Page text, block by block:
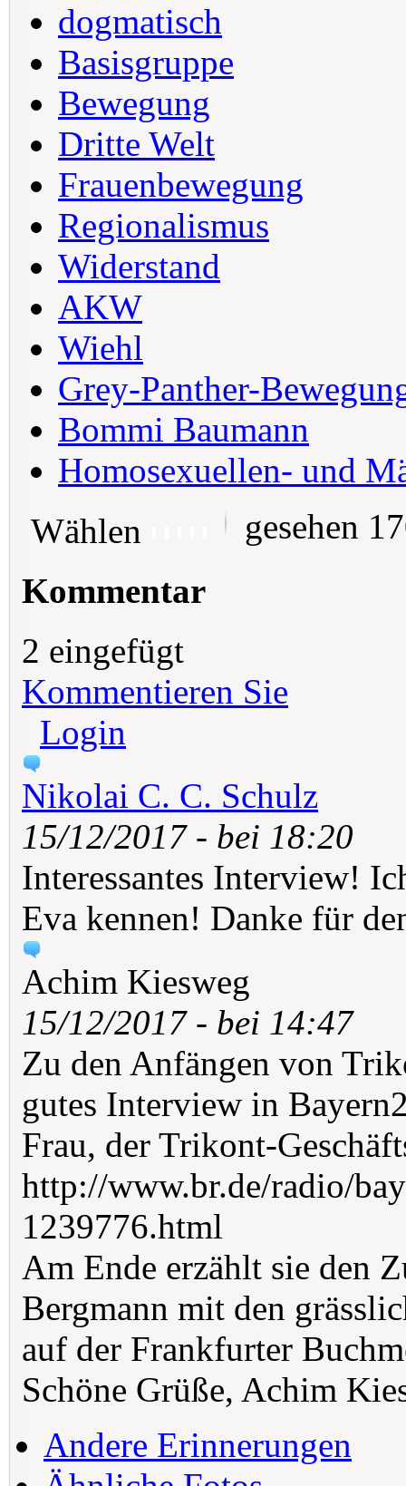
dogmatisch
Basisgruppe
Bewegung
Dritte Welt
Frauenbewegung
Regionalismus
Widerstand
AKW
Wiehl
Grey-Panther-
Bommi Baumann
Homosexuellen- und
Wählen
gesehen
Kommentar
2 eingefügt
Kommentieren Sie
Login
Nikolai C. C. Schulz
15/12/2017 - bei 18:20
Interessantes Interview!
Eva kennen! Danke für
Achim Kiesweg
15/12/2017 - bei 14:47
Zu den Anfängen von
gutes Interview in
Frau, der Trikont-
http://www.br.de/radio/
1239776.html
Am Ende erzählt sie den
Bergmann mit den
auf der Frankfurter
Schöne Grüße, Achim
Andere Erinnerungen